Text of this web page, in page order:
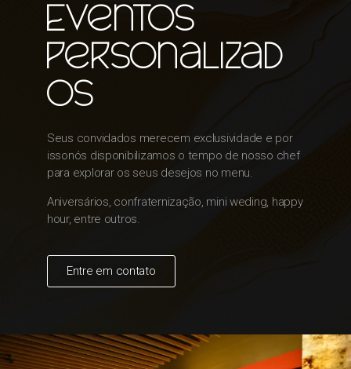
Eventos
personalizad
os
Seus convidados merecem exclusividade e por
issonós disponibilizamos o tempo de nosso chef
para explorar os seus desejos no menu.
Aniversários, confraternização, mini weding, happy
hour, entre outros.
Entre em contato